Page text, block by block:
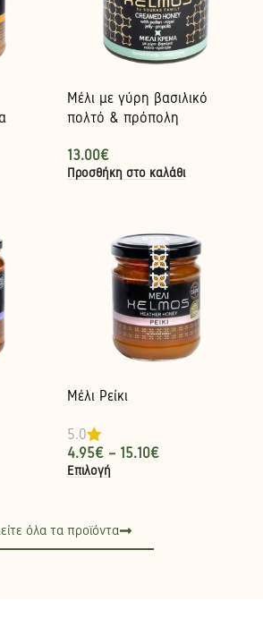
Μέλι με γύρη βασιλικό
πολτό & πρόπολη
13.00€
Προσθήκη στο καλάθι
Μέλι Ρείκι
5.0
4.95€ – 15.10€
Επιλογή
όλα τα προϊόντα